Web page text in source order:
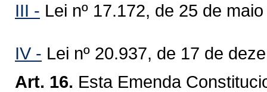
III - Lei nº 17.172, de 25 de
IV - Lei nº 20.937, de 17 de
Art. 16. Esta Emenda